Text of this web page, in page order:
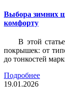
Выбора зимних
комфорту
В этой
покрышек: от
до тонкостей
Подробнее
19.01.2026